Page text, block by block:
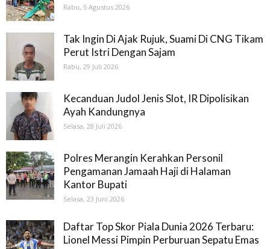
Rabu, 5 Agustus 2026
Tak Ingin Di Ajak Rujuk, Suami Di CNG Tikam
Perut Istri Dengan Sajam
Rabu, 29 Juli 2026
Kecanduan Judol Jenis Slot, IR Dipolisikan
Ayah Kandungnya
Selasa, 28 Juli 2026
Polres Merangin Kerahkan Personil
Pengamanan Jamaah Haji di Halaman
Kantor Bupati
Selasa, 23 Juni 2026
Daftar Top Skor Piala Dunia 2026 Terbaru:
Lionel Messi Pimpin Perburuan Sepatu Emas